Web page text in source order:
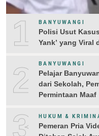
1 BANYUWANGI
Polisi Usut
Yank’ yang Viral
2 BANYUWANGI
Pelajar
dari Sekolah,
Permintaan Maaf
3 HUKUM &
Pemeran Pria